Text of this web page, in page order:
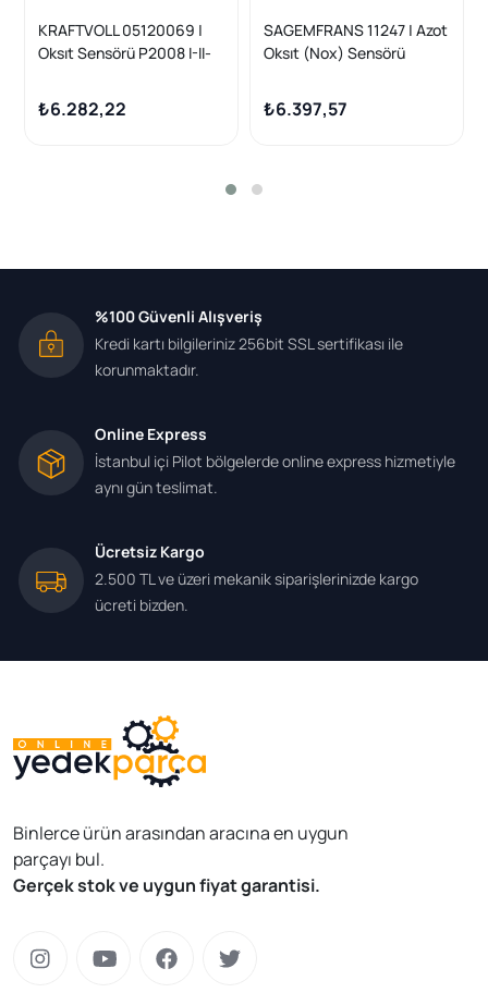
KRAFTVOLL 05120069 |
Oksıt Sensörü P2008 I-II-
II-5008 I-II-508 I-II-Expert
IV-Partner-Rifter-B
₺6.282,22
SAGEMFRANS 11247 | Azot
Oksıt (Nox) Sensörü
301-308-2008-3008
₺6.397,57
%100 Güvenli Alışveriş
Kredi kartı bilgileriniz 256bit SSL sertifikası ile
korunmaktadır.
Online Express
İstanbul içi Pilot bölgelerde online express hizmetiyle
aynı gün teslimat.
Ücretsiz Kargo
2.500 TL ve üzeri mekanik siparişlerinizde kargo
ücreti bizden.
Binlerce ürün arasından aracına en uygun
parçayı bul.
Gerçek stok ve uygun fiyat garantisi.